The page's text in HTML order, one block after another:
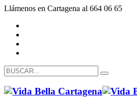
Llámenos en Cartagena al 664 06 65